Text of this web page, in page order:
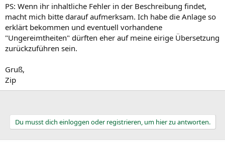
PS: Wenn ihr inhaltliche Fehler in der Beschreibung findet,
macht mich bitte darauf aufmerksam. Ich habe die Anlage so
erklärt bekommen und eventuell vorhandene
"Ungereimtheiten" dürften eher auf meine eirige Übersetzung
zurückzuführen sein.
Gruß,
Zip
Du musst dich einloggen oder registrieren, um hier zu antworten.